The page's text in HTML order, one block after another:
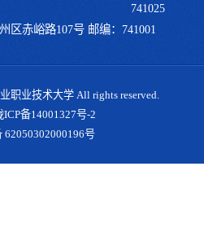
741025
区赤峪路107号 邮编：741001
职业技术大学 All rights reserved.
备14001327号-2
62050302000196号